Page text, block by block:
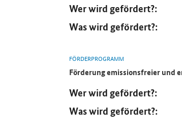
Wer wird gefördert?:
Was wird gefördert?:
FÖRDERPROGRAMM
Förderung emissionsfreier und
Wer wird gefördert?:
Was wird gefördert?: